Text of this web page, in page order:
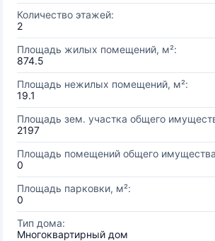
Количество этажей:
2
Площадь жилых помещений, м²:
874.5
Площадь нежилых помещений, м²:
19.1
Площадь зем. участка общего
2197
Площадь помещений общего
0
Площадь парковки, м²:
0
Тип дома:
Многоквартирный дом